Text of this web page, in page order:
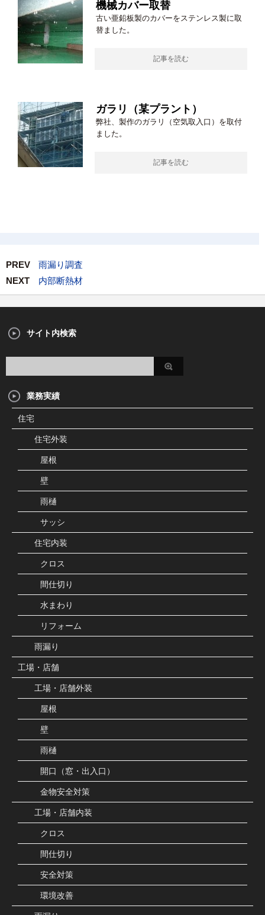
機械カバー取替
古い亜鉛板製のカバーをステンレス製に取
替ました。
記事を読む
ガラリ（某プラント）
弊社、製作のガラリ（空気取入口）を取付
ました。
記事を読む
PREV
雨漏り調査
NEXT
内部断熱材
サイト内検索
業務実績
住宅
住宅外装
屋根
壁
雨樋
サッシ
住宅内装
クロス
間仕切り
水まわり
リフォーム
雨漏り
工場・店舗
工場・店舗外装
屋根
壁
雨樋
開口（窓・出入口）
金物安全対策
工場・店舗内装
クロス
間仕切り
安全対策
環境改善